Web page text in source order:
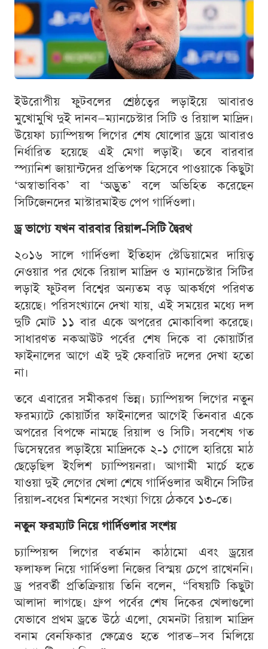
ইউরোপীয় ফুটবলের শ্রেষ্ঠত্বের লড়াইয়ে আবারও
মুখোমুখি দুই দানব—ম্যানচেস্টার সিটি ও রিয়াল মাদ্রিদ।
উয়েফা চ্যাম্পিয়ন্স লিগের শেষ ষোলোর ড্রয়ে আবারও
নির্ধারিত হয়েছে এই মেগা লড়াই। তবে বারবার
স্প্যানিশ জায়ান্টদের প্রতিপক্ষ হিসেবে পাওয়াকে কিছুটা
‘অস্বাভাবিক’ বা ‘অদ্ভুত’ বলে অভিহিত করেছেন
সিটিজেনদের মাস্টারমাইন্ড পেপ গার্দিওলা।
ড্র ভাগ্যে যখন বারবার রিয়াল-সিটি দ্বৈরথ
২০১৬ সালে গার্দিওলা ইতিহাদ স্টেডিয়ামের দায়িত্ব
নেওয়ার পর থেকে রিয়াল মাদ্রিদ ও ম্যানচেস্টার সিটির
লড়াই ফুটবল বিশ্বের অন্যতম বড় আকর্ষণে পরিণত
হয়েছে। পরিসংখ্যানে দেখা যায়, এই সময়ের মধ্যে দল
দুটি মোট ১১ বার একে অপরের মোকাবিলা করেছে।
সাধারণত নকআউট পর্বের শেষ দিকে বা কোয়ার্টার
ফাইনালের আগে এই দুই ফেবারিট দলের দেখা হতো
না।
তবে এবারের সমীকরণ ভিন্ন। চ্যাম্পিয়ন্স লিগের নতুন
ফরম্যাটে কোয়ার্টার ফাইনালের আগেই তিনবার একে
অপরের বিপক্ষে নামছে রিয়াল ও সিটি। সবশেষ গত
ডিসেম্বরের লড়াইয়ে মাদ্রিদকে ২-১ গোলে হারিয়ে মাঠ
ছেড়েছিল ইংলিশ চ্যাম্পিয়নরা। আগামী মার্চে হতে
যাওয়া দুই লেগের খেলা শেষে গার্দিওলার অধীনে সিটির
রিয়াল-বধের মিশনের সংখ্যা গিয়ে ঠেকবে ১৩-তে।
নতুন ফরম্যাট নিয়ে গার্দিওলার সংশয়
চ্যাম্পিয়ন্স লিগের বর্তমান কাঠামো এবং ড্রয়ের
ফলাফল নিয়ে গার্দিওলা নিজের বিস্ময় চেপে রাখেননি।
ড্র পরবর্তী প্রতিক্রিয়ায় তিনি বলেন, “বিষয়টি কিছুটা
আলাদা লাগছে। গ্রুপ পর্বের শেষ দিকের খেলাগুলো
যেভাবে প্রথম ড্রতে উঠে এলো, যেমনটা রিয়াল মাদ্রিদ
বনাম বেনফিকার ক্ষেত্রেও হতে পারত—সব মিলিয়ে